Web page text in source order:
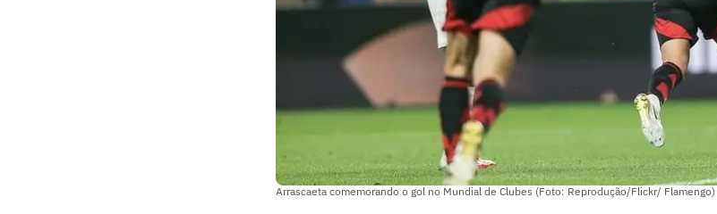
Arrascaeta comemorando o gol no Mundial de Clubes (Foto: Reprodução/Flickr/ Flamengo)